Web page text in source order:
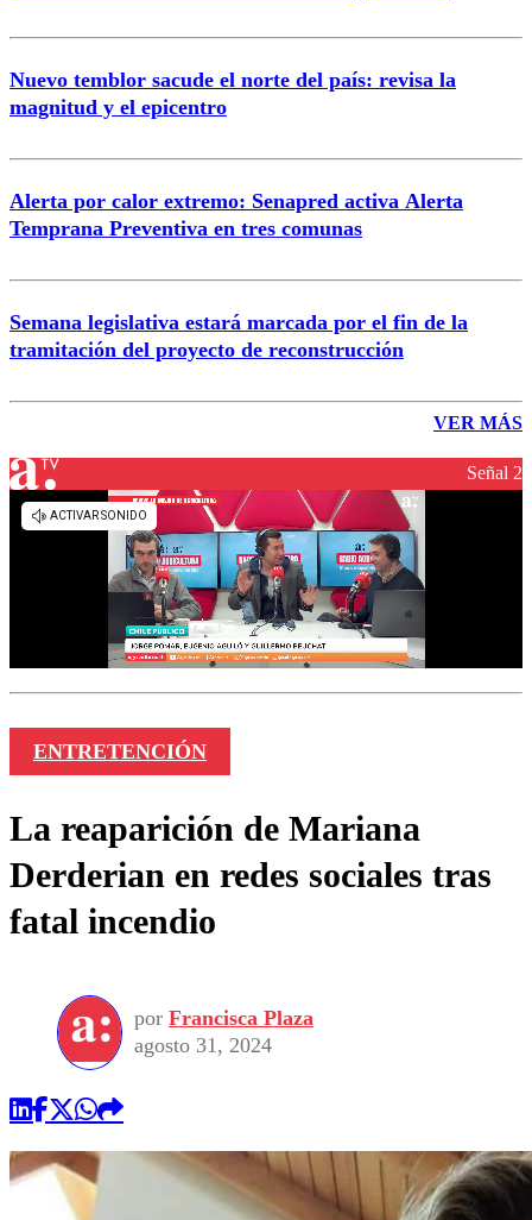
Nuevo temblor sacude el norte del país: revisa la
magnitud y el epicentro
Alerta por calor extremo: Senapred activa Alerta
Temprana Preventiva en tres comunas
Semana legislativa estará marcada por el fin de la
tramitación del proyecto de reconstrucción
VER MÁS
Señal 2
ENTRETENCIÓN
La reaparición de Mariana
Derderian en redes sociales tras
fatal incendio
por Francisca Plaza
agosto 31, 2024